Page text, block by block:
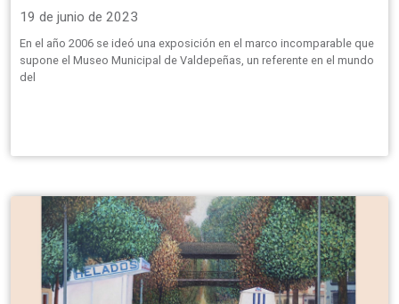
19 de junio de 2023
En el año 2006 se ideó una exposición en el marco incomparable que
supone el Museo Municipal de Valdepeñas, un referente en el mundo
del